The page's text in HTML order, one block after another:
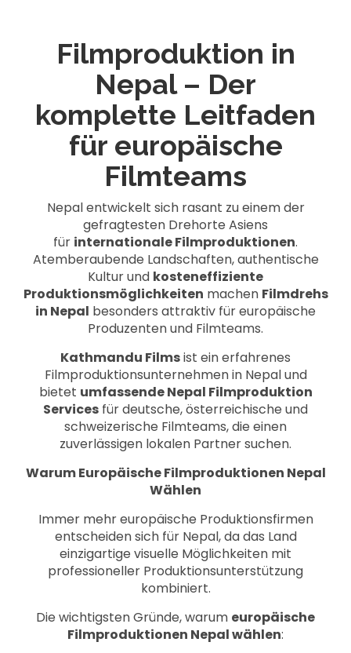
Filmproduktion in
Nepal – Der
komplette Leitfaden
für europäische
Filmteams
Nepal entwickelt sich rasant zu einem der
gefragtesten Drehorte Asiens
für internationale Filmproduktionen.
Atemberaubende Landschaften, authentische
Kultur und kosteneffiziente
Produktionsmöglichkeiten machen Filmdrehs
in Nepal besonders attraktiv für europäische
Produzenten und Filmteams.
Kathmandu Filmsist ein erfahrenes
Filmproduktionsunternehmen in Nepal und
bietet umfassende Nepal Filmproduktion
Services für deutsche, österreichische und
schweizerische Filmteams, die einen
zuverlässigen lokalen Partner suchen.
Warum Europäische Filmproduktionen Nepal
Wählen
Immer mehr europäische Produktionsfirmen
entscheiden sich für Nepal, da das Land
einzigartige visuelle Möglichkeiten mit
professioneller Produktionsunterstützung
kombiniert.
Die wichtigsten Gründe, warum europäische
Filmproduktionen Nepal wählen: